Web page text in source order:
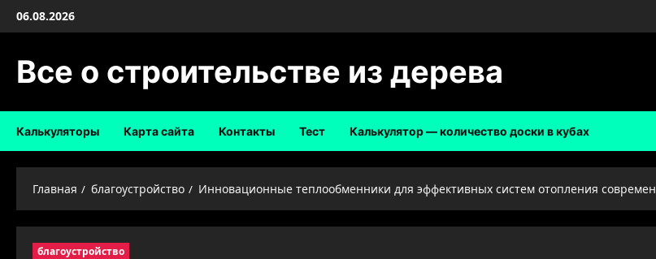
Перейти
06.08.2026
Все о строительстве из дерева
Калькуляторы Карта сайта Контакты Тест Калькулятор — количество доски в кубах
Главная благоустройство Инновационные теплообменники для эффективных систем отопления современ
благоустройство